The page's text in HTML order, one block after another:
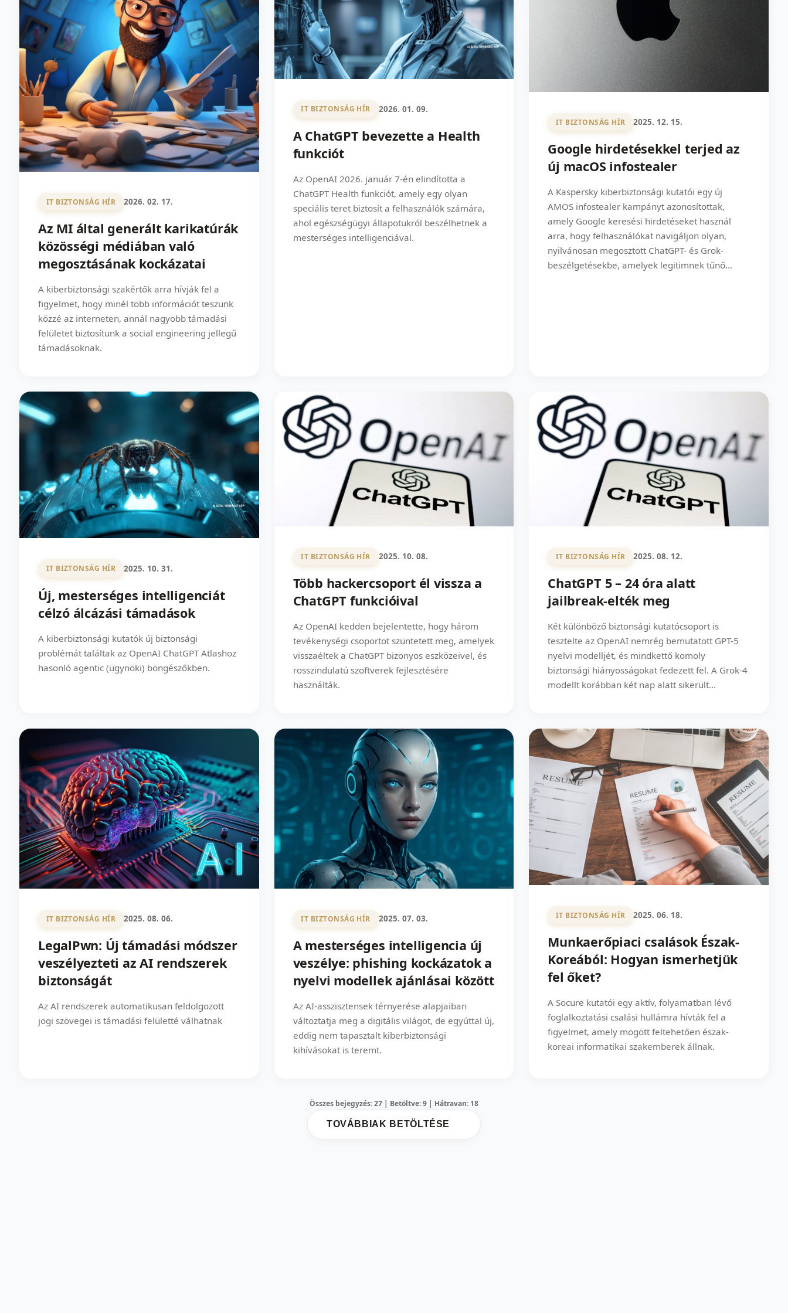
IT BIZTONSÁG HÍR 2026. 02. 17.
Az MI által generált karikatúrák
közösségi médiában való
megosztásának kockázatai
A kiberbiztonsági szakértők arra hívják fel a
figyelmet, hogy minél több információt teszünk
közzé az interneten, annál nagyobb támadási
felületet biztosítunk a social engineering jellegű
támadásoknak.
IT BIZTONSÁG HÍR 2026. 01. 09.
A ChatGPT bevezette a Health
funkciót
Az OpenAI 2026. január 7-én elindította a
ChatGPT Health funkciót, amely egy olyan
speciális teret biztosít a felhasználók számára,
ahol egészségügyi állapotukról beszélhetnek a
mesterséges intelligenciával.
IT BIZTONSÁG HÍR 2025. 12. 15.
Google hirdetésekkel terjed az
új macOS infostealer
A Kaspersky kiberbiztonsági kutatói egy új
AMOS infostealer kampányt azonosítottak,
amely Google keresési hirdetéseket használ
arra, hogy felhasználókat navigáljon olyan,
nyilvánosan megosztott ChatGPT- és Grok-
beszélgetésekbe, amelyek legitimnek tűnő...
IT BIZTONSÁG HÍR 2025. 10. 31.
Új, mesterséges intelligenciát
célzó álcázási támadások
A kiberbiztonsági kutatók új biztonsági
problémát találtak az OpenAI ChatGPT Atlashoz
hasonló agentic (ügynöki) böngészőkben.
IT BIZTONSÁG HÍR 2025. 10. 08.
Több hackercsoport él vissza a
ChatGPT funkcióival
Az OpenAI kedden bejelentette, hogy három
tevékenységi csoportot szüntetett meg, amelyek
visszaéltek a ChatGPT bizonyos eszközeivel, és
rosszindulatú szoftverek fejlesztésére
használták.
IT BIZTONSÁG HÍR 2025. 08. 12.
ChatGPT 5 – 24 óra alatt
jailbreak-elték meg
Két különböző biztonsági kutatócsoport is
tesztelte az OpenAI nemrég bemutatott GPT-5
nyelvi modelljét, és mindkettő komoly
biztonsági hiányosságokat fedezett fel. A Grok-4
modellt korábban két nap alatt sikerült...
IT BIZTONSÁG HÍR 2025. 08. 06.
LegalPwn: Új támadási módszer
veszélyezteti az AI rendszerek
biztonságát
Az AI rendszerek automatikusan feldolgozott
jogi szövegei is támadási felületté válhatnak
IT BIZTONSÁG HÍR 2025. 07. 03.
A mesterséges intelligencia új
veszélye: phishing kockázatok a
nyelvi modellek ajánlásai között
Az AI-asszisztensek térnyerése alapjaiban
változtatja meg a digitális világot, de egyúttal új,
eddig nem tapasztalt kiberbiztonsági
kihívásokat is teremt.
IT BIZTONSÁG HÍR 2025. 06. 18.
Munkaerőpiaci csalások Észak-
Koreából: Hogyan ismerhetjük
fel őket?
A Socure kutatói egy aktív, folyamatban lévő
foglalkoztatási csalási hullámra hívták fel a
figyelmet, amely mögött feltehetően észak-
koreai informatikai szakemberek állnak.
Összes bejegyzés: 27 | Betöltve: 9 | Hátravan: 18
TOVÁBBIAK BETÖLTÉSE